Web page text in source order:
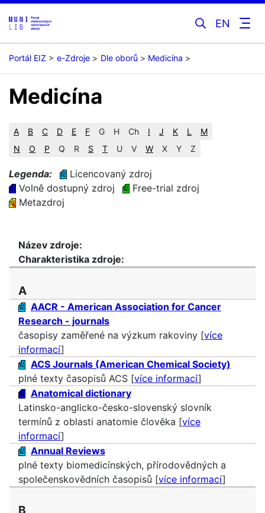
EN
Portál EIZ e-Zdroje Dle oborů Medicína
Medicína
A B C D E F G H Ch I J K L
M
N
O P Q R S T U V W X Y Z
Legenda:
Licencovaný zdroj
Volně dostupný zdroj
Free-trial zdroj
Metazdroj
Název zdroje:
Charakteristika zdroje:
A
AACR - American Association for Cancer
Research - journals
časopisy zaměřené na výzkum rakoviny [více
informací]
ACS Journals (American Chemical Society)
plné texty časopisů ACS [více informací]
Anatomical dictionary
Latinsko-anglicko-česko-slovenský slovník
termínů z oblasti anatomie člověka [více
informací]
Annual Reviews
plné texty biomedicínských, přírodovědných a
společenskovědních časopisů [více informací]
B